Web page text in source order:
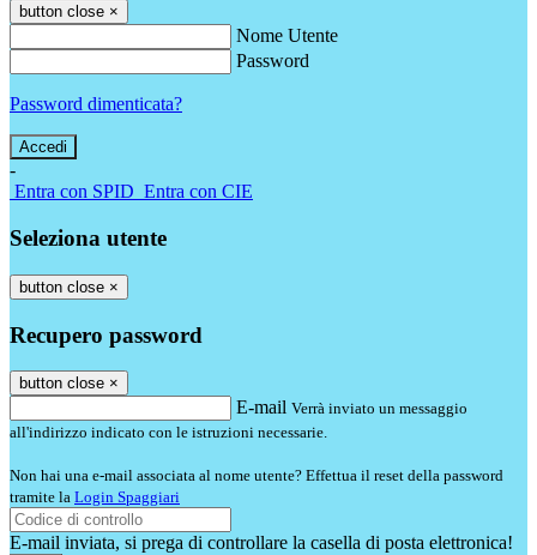
button close ×
Nome Utente
Password
Password dimenticata?
-
Entra con SPID Entra con CIE
Seleziona utente
button close ×
Recupero password
button close ×
E-mail Verrà inviato un messaggio
all'indirizzo indicato con le istruzioni necessarie.
Non hai una e-mail associata al nome utente? Effettua il reset della password
tramite la Login Spaggiari
E-mail inviata, si prega di controllare la casella di posta elettronica!